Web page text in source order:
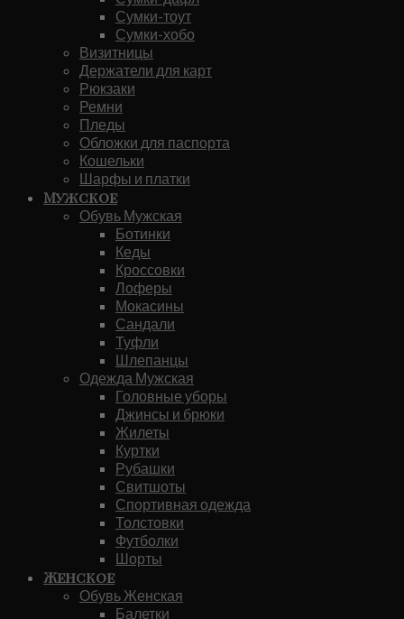
Сумки-тоут
Сумки-хобо
Визитницы
Держатели для карт
Рюкзаки
Ремни
Пледы
Обложки для паспорта
Кошельки
Шарфы и платки
Мужское
Обувь Мужская
Ботинки
Кеды
Кроссовки
Лоферы
Мокасины
Сандали
Туфли
Шлепанцы
Одежда Мужская
Головные уборы
Джинсы и брюки
Жилеты
Куртки
Рубашки
Свитшоты
Спортивная одежда
Толстовки
Футболки
Шорты
Женское
Обувь Женская
Балетки